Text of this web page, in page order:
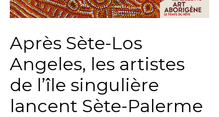
Après Sète-Los
Angeles, les artistes
de l’île singulière
lancent Sète-Palerme